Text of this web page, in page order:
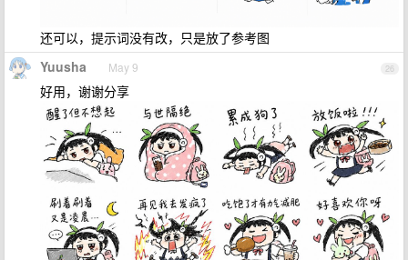
还可以，提示词没有改，只是放了参考图
26
Yuusha May 9
好用，谢谢分享